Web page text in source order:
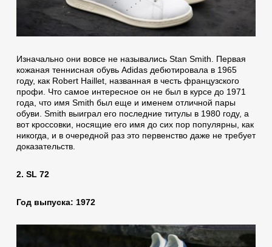
Изначально они вовсе не назывались Stan Smith. Первая
кожаная теннисная обувь Adidas дебютировала в 1965
году, как Robert Haillet, названная в честь французского
профи. Что самое интересное он не был в курсе до 1971
года, что имя Smith был еще и именем отличной пары
обуви. Smith выиграл его последние титулы в 1980 году, а
вот кроссовки, носящие его имя до сих пор популярны, как
никогда, и в очередной раз это первенство даже не требует
доказательств.
2. SL 72
Год выпуска: 1972